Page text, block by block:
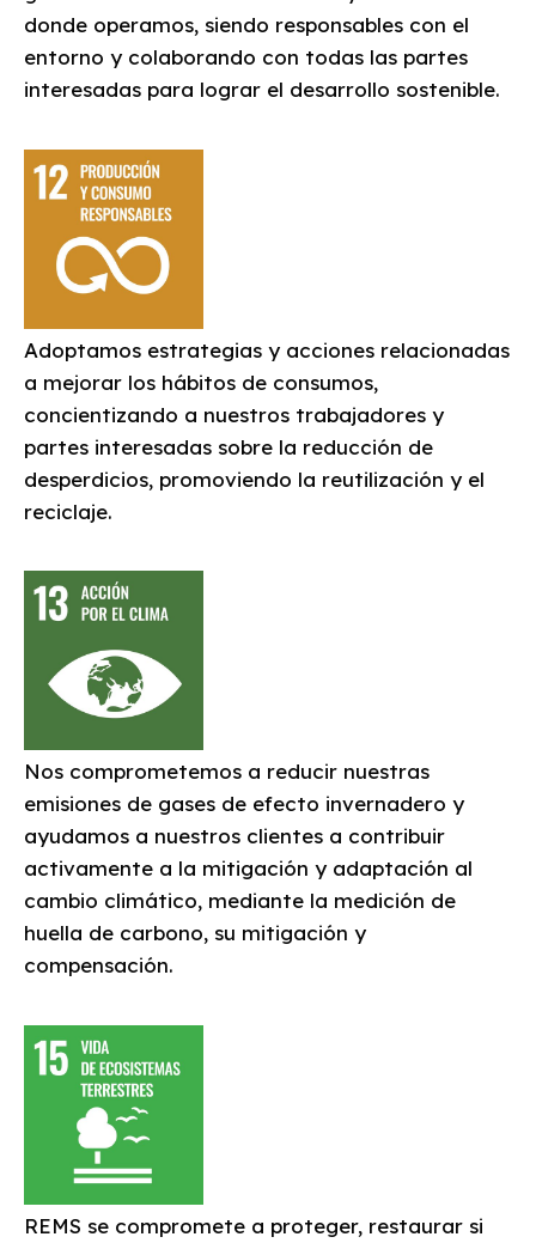
donde operamos, siendo responsables con el
entorno y colaborando con todas las partes
interesadas para lograr el desarrollo sostenible.
Adoptamos estrategias y acciones relacionadas
a mejorar los hábitos de consumos,
concientizando a nuestros trabajadores y
partes interesadas sobre la reducción de
desperdicios, promoviendo la reutilización y el
reciclaje.
Nos comprometemos a reducir nuestras
emisiones de gases de efecto invernadero y
ayudamos a nuestros clientes a contribuir
activamente a la mitigación y adaptación al
cambio climático, mediante la medición de
huella de carbono, su mitigación y
compensación.
REMS se compromete a proteger, restaurar si